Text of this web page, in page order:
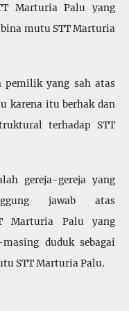
Marturia Palu yang
mutu STT Marturia
pemilik yang sah atas
karena itu berhak dan
terhadap STT
gereja-gereja yang
jawab atas
Marturia Palu yang
duduk sebagai
STT Marturia Palu.